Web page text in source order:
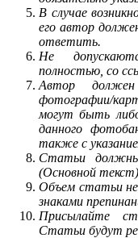
В случае
его автор
ответить.
Не
полностью, со
Автор
фотографии/
могут быть
данного
также с
Статьи
(Основной
Объем статьи
знаками
Присылайте
Статьи будут